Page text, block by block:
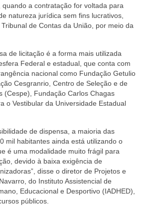
a contratação for voltada para
natureza jurídica sem fins lucrativos,
de Contas da União, por meio da
de licitação é a forma mais utilizada
Federal e estadual, que conta com
nacional como Fundação Getulio
Cesgranrio, Centro de Seleção e de
(Cespe), Fundação Carlos Chagas
o Vestibular da Universidade Estadual
de dispensa, a maioria das
mil habitantes ainda está utilizando o
é uma modalidade muito frágil para
devido à baixa exigência de
disse o diretor de Projetos e
do Instituto Assistencial de
Educacional e Desportivo (IADHED),
públicos.